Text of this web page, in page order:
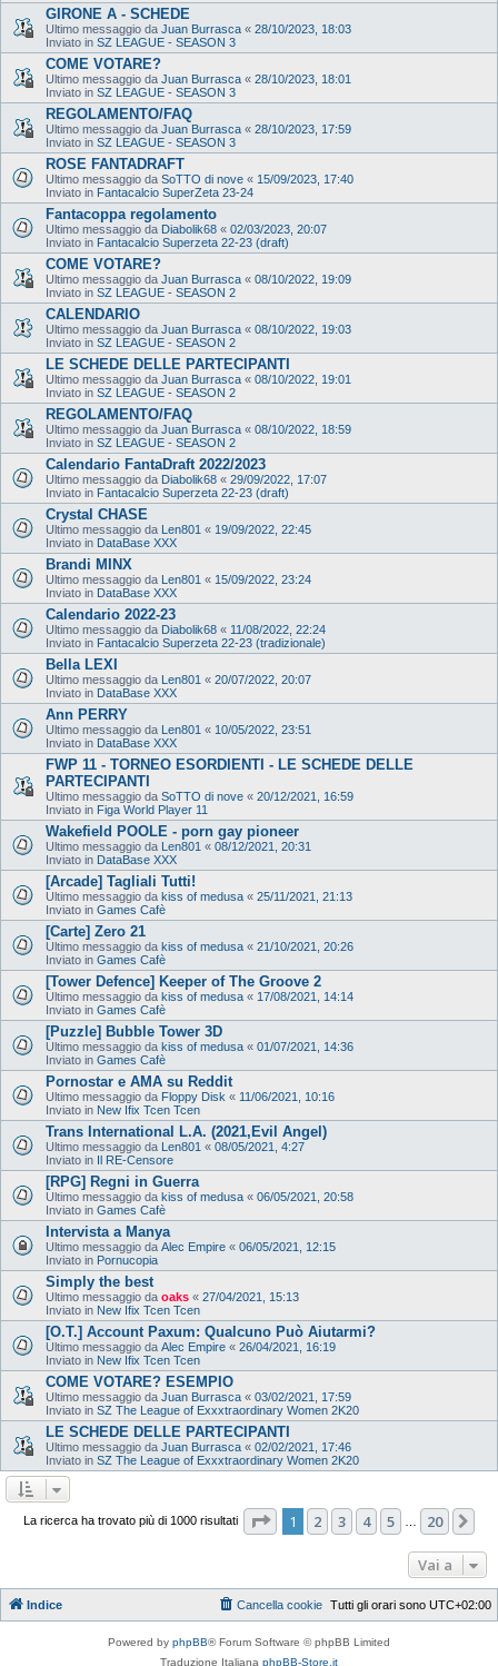
GIRONE A - SCHEDE
Ultimo messaggio da Juan Burrasca « 28/10/2023, 18:03
Inviato in SZ LEAGUE - SEASON 3
COME VOTARE?
Ultimo messaggio da Juan Burrasca « 28/10/2023, 18:01
Inviato in SZ LEAGUE - SEASON 3
REGOLAMENTO/FAQ
Ultimo messaggio da Juan Burrasca « 28/10/2023, 17:59
Inviato in SZ LEAGUE - SEASON 3
ROSE FANTADRAFT
Ultimo messaggio da SoTTO di nove « 15/09/2023, 17:40
Inviato in Fantacalcio SuperZeta 23-24
Fantacoppa regolamento
Ultimo messaggio da Diabolik68 « 02/03/2023, 20:07
Inviato in Fantacalcio Superzeta 22-23 (draft)
COME VOTARE?
Ultimo messaggio da Juan Burrasca « 08/10/2022, 19:09
Inviato in SZ LEAGUE - SEASON 2
CALENDARIO
Ultimo messaggio da Juan Burrasca « 08/10/2022, 19:03
Inviato in SZ LEAGUE - SEASON 2
LE SCHEDE DELLE PARTECIPANTI
Ultimo messaggio da Juan Burrasca « 08/10/2022, 19:01
Inviato in SZ LEAGUE - SEASON 2
REGOLAMENTO/FAQ
Ultimo messaggio da Juan Burrasca « 08/10/2022, 18:59
Inviato in SZ LEAGUE - SEASON 2
Calendario FantaDraft 2022/2023
Ultimo messaggio da Diabolik68 « 29/09/2022, 17:07
Inviato in Fantacalcio Superzeta 22-23 (draft)
Crystal CHASE
Ultimo messaggio da Len801 « 19/09/2022, 22:45
Inviato in DataBase XXX
Brandi MINX
Ultimo messaggio da Len801 « 15/09/2022, 23:24
Inviato in DataBase XXX
Calendario 2022-23
Ultimo messaggio da Diabolik68 « 11/08/2022, 22:24
Inviato in Fantacalcio Superzeta 22-23 (tradizionale)
Bella LEXI
Ultimo messaggio da Len801 « 20/07/2022, 20:07
Inviato in DataBase XXX
Ann PERRY
Ultimo messaggio da Len801 « 10/05/2022, 23:51
Inviato in DataBase XXX
FWP 11 - TORNEO ESORDIENTI - LE SCHEDE DELLE
PARTECIPANTI
Ultimo messaggio da SoTTO di nove « 20/12/2021, 16:59
Inviato in Figa World Player 11
Wakefield POOLE - porn gay pioneer
Ultimo messaggio da Len801 « 08/12/2021, 20:31
Inviato in DataBase XXX
[Arcade] Tagliali Tutti!
Ultimo messaggio da kiss of medusa « 25/11/2021, 21:13
Inviato in Games Cafè
[Carte] Zero 21
Ultimo messaggio da kiss of medusa « 21/10/2021, 20:26
Inviato in Games Cafè
[Tower Defence] Keeper of The Groove 2
Ultimo messaggio da kiss of medusa « 17/08/2021, 14:14
Inviato in Games Cafè
[Puzzle] Bubble Tower 3D
Ultimo messaggio da kiss of medusa « 01/07/2021, 14:36
Inviato in Games Cafè
Pornostar e AMA su Reddit
Ultimo messaggio da Floppy Disk « 11/06/2021, 10:16
Inviato in New Ifix Tcen Tcen
Trans International L.A. (2021,Evil Angel)
Ultimo messaggio da Len801 « 08/05/2021, 4:27
Inviato in Il RE-Censore
[RPG] Regni in Guerra
Ultimo messaggio da kiss of medusa « 06/05/2021, 20:58
Inviato in Games Cafè
Intervista a Manya
Ultimo messaggio da Alec Empire « 06/05/2021, 12:15
Inviato in Pornucopia
Simply the best
Ultimo messaggio da oaks « 27/04/2021, 15:13
Inviato in New Ifix Tcen Tcen
[O.T.] Account Paxum: Qualcuno Può Aiutarmi?
Ultimo messaggio da Alec Empire « 26/04/2021, 16:19
Inviato in New Ifix Tcen Tcen
COME VOTARE? ESEMPIO
Ultimo messaggio da Juan Burrasca « 03/02/2021, 17:59
Inviato in SZ The League of Exxxtraordinary Women 2K20
LE SCHEDE DELLE PARTECIPANTI
Ultimo messaggio da Juan Burrasca « 02/02/2021, 17:46
Inviato in SZ The League of Exxxtraordinary Women 2K20
La ricerca ha trovato più di 1000 risultati Pagina di 20
1 2 3 4 5 20
Vai a
Indice Tutti gli orari sono UTC+02:00
Cancella cookie
Powered by phpBB® Forum Software © phpBB Limited
Traduzione Italiana phpBB-Store.it